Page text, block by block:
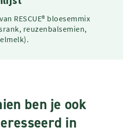
RESCUE® bloesemmix
reuzenbalsemien,
ben je ook
in